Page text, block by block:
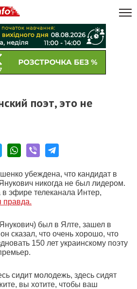
поэт, это не
убеждена, что кандидат в
никогда не был лидером.
эфире телеканала Интер,
правда.
был в Ялте, зашел в
сказал, что очень хорошо, что
150 лет украинскому поэту
сидит молодежь, здесь сидят
вы хотите, чтобы ваш